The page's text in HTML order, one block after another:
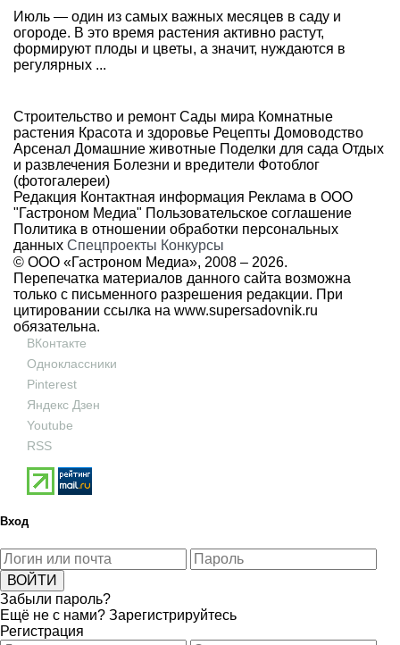
Июль — один из самых важных месяцев в саду и
огороде. В это время растения активно растут,
формируют плоды и цветы, а значит, нуждаются в
регулярных ...
Строительство и ремонт Сады мира Комнатные
растения Красота и здоровье Рецепты Домоводство
Арсенал Домашние животные Поделки для сада Отдых
и развлечения Болезни и вредители Фотоблог
(фотогалереи)
Редакция Контактная информация Реклама в ООО
"Гастроном Медиа" Пользовательское соглашение
Политика в отношении обработки персональных
данных Спецпроекты Конкурсы
© ООО «Гастроном Медиа», 2008 – 2026.
Перепечатка материалов данного сайта возможна
только с письменного разрешения редакции. При
цитировании ссылка на www.supersadovnik.ru
обязательна.
ВКонтакте
Одноклассники
Pinterest
Яндекс Дзен
Youtube
RSS
Вход
Забыли пароль?
Ещё не с нами? Зарегистрируйтесь
Регистрация